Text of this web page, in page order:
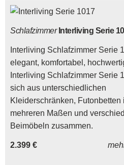
Schlafzimmer Interliving Serie
Interliving Schlafzimmer Serie
elegant, komfortabel,
Interliving Schlafzimmer Serie
sich aus unterschiedlichen
Kleiderschränken, Futonbetten
mehreren Maßen und
Beimöbeln zusammen.
2.399 €